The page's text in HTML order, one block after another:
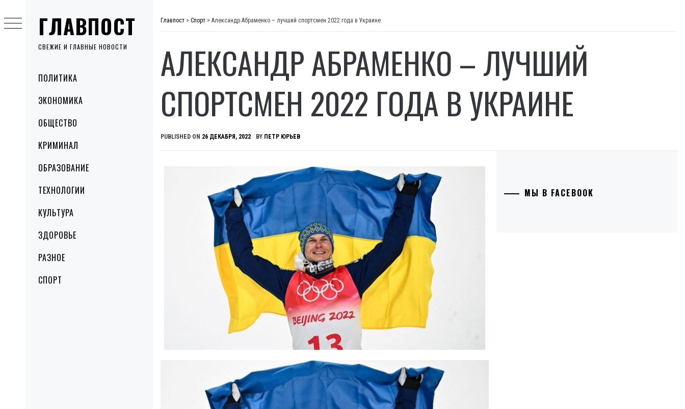
ГЛАВПОСТ
СВЕЖИЕ И ГЛАВНЫЕ НОВОСТИ
MenuПОЛИТИКА
ЭКОНОМИКА
ОБЩЕСТВО
КРИМИНАЛ
ОБРАЗОВАНИЕ
ТЕХНОЛОГИИ
КУЛЬТУРА
ЗДОРОВЬЕ
РАЗНОЕ
СПОРТ
to
content
Главпост > Спорт > Александр Абраменко – лучший спортсмен 2022 года в Украине
АЛЕКСАНДР АБРАМЕНКО – ЛУЧШИЙ
СПОРТСМЕН 2022 ГОДА В УКРАИНЕ
PUBLISHED ON 26 ДЕКАБРЯ, 2022 BY ПЕТР ЮРЬЕВ
МЫ В FACEBOOK